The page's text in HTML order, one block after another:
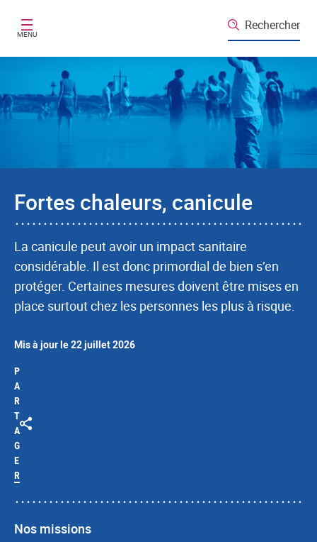
MENU
Rechercher
Fortes chaleurs, canicule
La canicule peut avoir un impact sanitaire
considérable. Il est donc primordial de bien s’en
protéger. Certaines mesures doivent être mises en
place surtout chez les personnes les plus à risque.
Mis à jour le 22 juillet 2026
P
A
R
T
A
G
E
R
Nos missions